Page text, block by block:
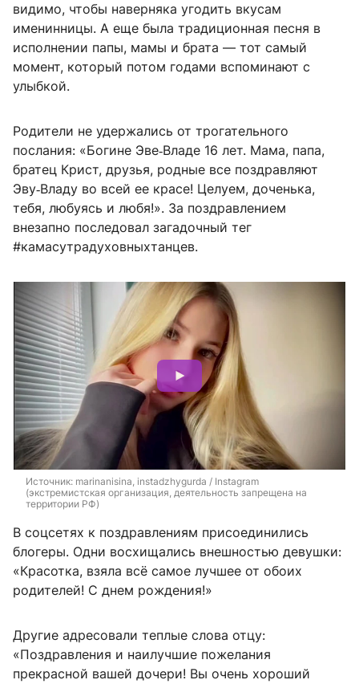
видимо, чтобы наверняка угодить вкусам
именинницы. А еще была традиционная песня в
исполнении папы, мамы и брата — тот самый
момент, который потом годами вспоминают с
улыбкой.
Родители не удержались от трогательного
послания: «Богине Эве‑Владе 16 лет. Мама, папа,
братец Крист, друзья, родные все поздравляют
Эву‑Владу во всей ее красе! Целуем, доченька,
тебя, любуясь и любя!». За поздравлением
внезапно последовал загадочный тег
#камасутрадуховныхтанцев.
Источник: marinanisina, instadzhygurda / Instagram
(экстремистская организация, деятельность запрещена на
территории РФ)
В соцсетях к поздравлениям присоединились
блогеры. Одни восхищались внешностью девушки:
«Красотка, взяла всё самое лучшее от обоих
родителей! С днем рождения!»
Другие адресовали теплые слова отцу:
«Поздравления и наилучшие пожелания
прекрасной вашей дочери! Вы очень хороший